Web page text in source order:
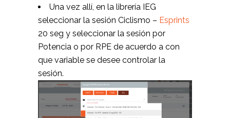
Una vez allí, en la librería IEG
seleccionar la sesión Ciclismo – Esprints
20 seg y seleccionar la sesión por
Potencia o por RPE de acuerdo a con
que variable se desee controlar la
sesión.